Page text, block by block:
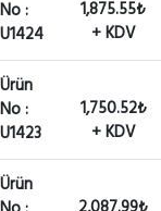
No :
U1424
1,875.55₺
+ KDV
Ürün
No :
U1423
1,750.52₺
+ KDV
Ürün